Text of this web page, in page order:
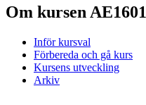
Om kursen AE1601
Inför kursval
Förbereda och gå kurs
Kursens utveckling
Arkiv